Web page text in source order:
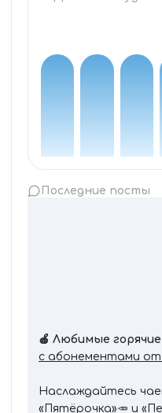
Последние посты
🍎 Любимые
с абонементами от
Наслаждайтесь
«Пятёрочка»🥕 и